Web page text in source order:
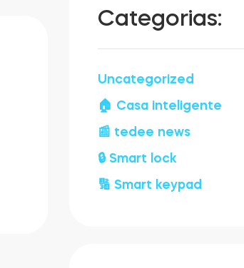
Categorias:
Uncategorized
🏠 Casa inteligente
📰 tedee news
🔒 Smart lock
🔢 Smart keypad